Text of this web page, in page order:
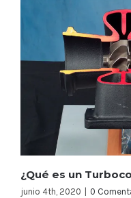
¿Qué es un
junio 4th, 2020 0